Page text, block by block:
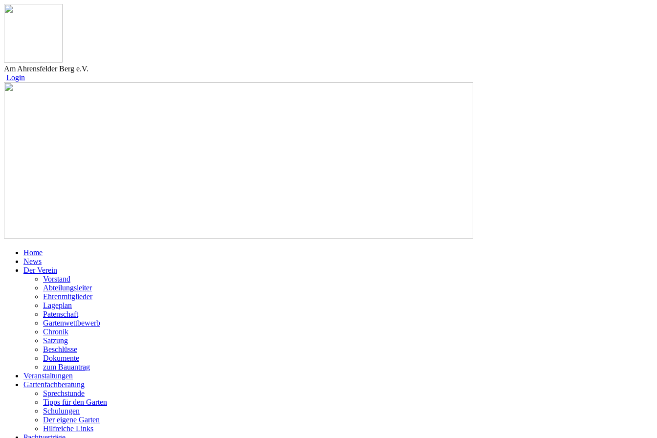
Am Ahrensfelder Berg e.V.
Login
Home
News
Der Verein
Vorstand
Abteilungsleiter
Ehrenmitglieder
Lageplan
Patenschaft
Gartenwettbewerb
Chronik
Satzung
Beschlüsse
Dokumente
zum Bauantrag
Veranstaltungen
Gartenfachberatung
Sprechstunde
Tipps für den Garten
Schulungen
Der eigene Garten
Hilfreiche Links